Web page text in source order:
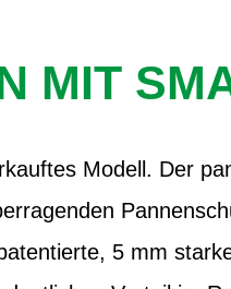
MIT
Modell. Der
5 mm